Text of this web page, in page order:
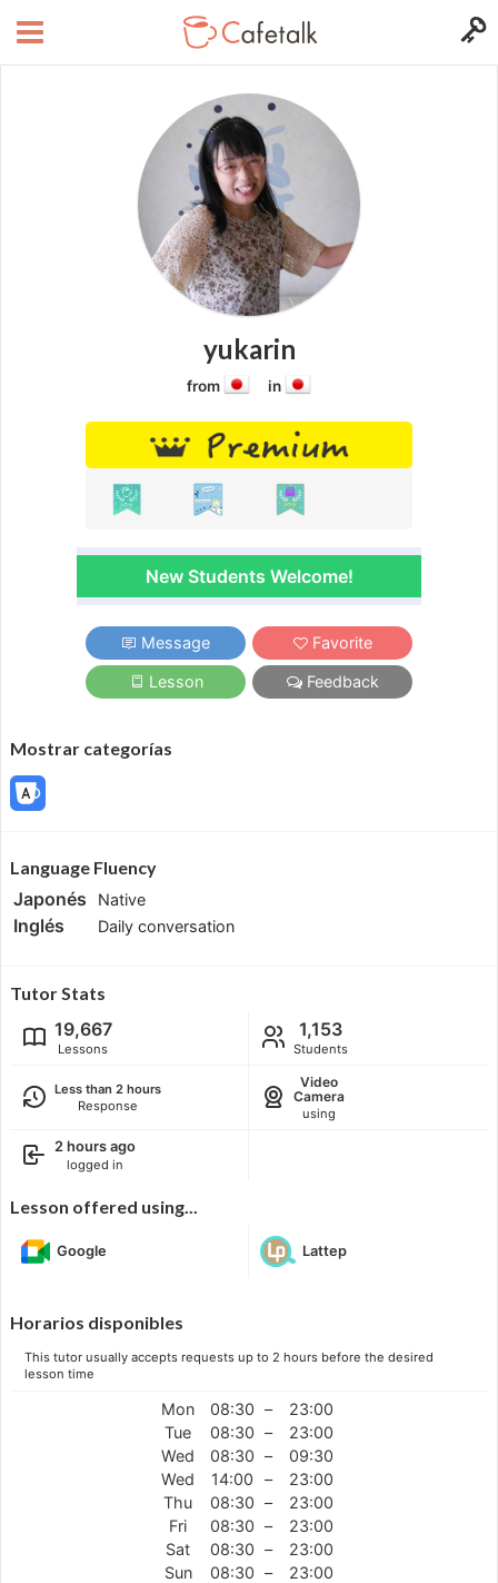
yukarin
from in
New Students Welcome!
Message Favorite
Lesson Feedback
Mostrar categorías
Language Fluency
Japonés Native
Inglés Daily conversation
Tutor Stats
19,667
Lessons
1,153
Students
Less than 2 hours
Response
Video
Camera
using
2 hours ago
logged in
Lesson offered using...
Google Lattep
Horarios disponibles
This tutor usually accepts requests up to 2 hours before the desired
lesson time
Mon 08:30 –
23:00
Tue
08:30 –
23:00
Wed
08:30 –
09:30
Wed
14:00 –
23:00
Thu
08:30 –
23:00
Fri
08:30 –
23:00
Sat
08:30 –
23:00
Sun
08:30 – 23:00